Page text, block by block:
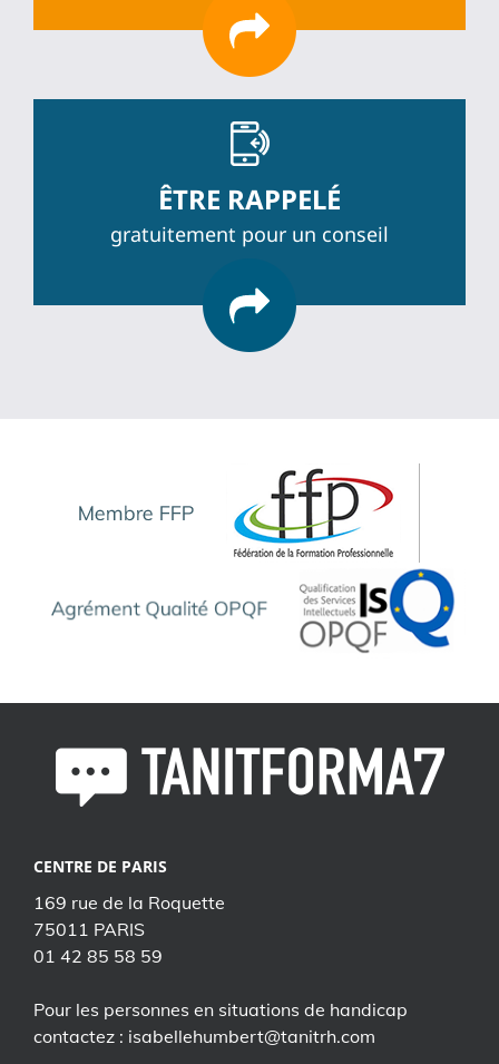
ÊTRE RAPPELÉ
gratuitement pour un conseil
CENTRE DE PARIS
169 rue de la Roquette
75011 PARIS
01 42 85 58 59
Pour les personnes en situations de handicap
contactez : isabellehumbert@tanitrh.com